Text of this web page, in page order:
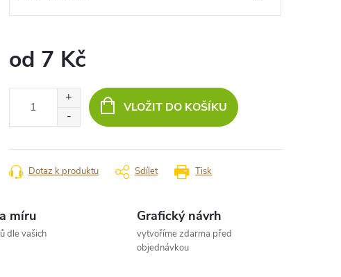
od 7 Kč
VLOŽIT DO KOŠÍKU
Tisk
Dotaz k produktu Sdílet
míru
dle vašich
Grafický návrh
vytvoříme zdarma před
objednávkou